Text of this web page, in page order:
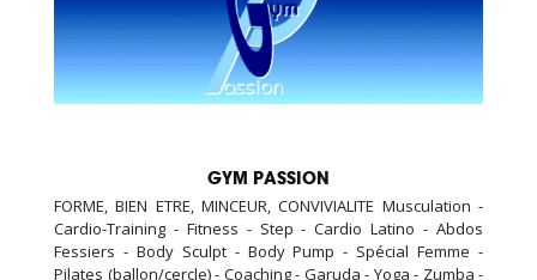
GYM PASSION
FORME, BIEN ETRE, MINCEUR, CONVIVIALITE Musculation -
Cardio-Training - Fitness - Step - Cardio Latino - Abdos
Fessiers - Body Sculpt - Body Pump - Spécial Femme -
Pilates (ballon/cercle) - Coaching - Garuda - Yoga - Zumba -